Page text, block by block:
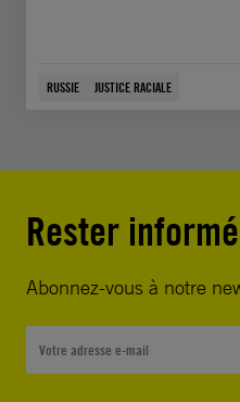
RUSSIE JUSTICE RACIALE
Rester
Abonnez-vous à notre